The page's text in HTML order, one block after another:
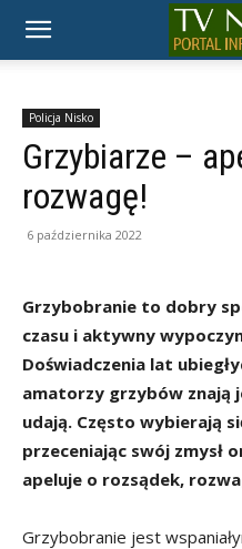
TELEWIZJA
NISKO
Policja Nisko
Grzybiarze –
rozwagę!
6 października 2022
Grzybobranie to dobry
czasu i aktywny
Doświadczenia lat
amatorzy grzybów znają
udają. Często wybierają
przeceniając swój zmysł
apeluje o rozsądek,
Grzybobranie jest